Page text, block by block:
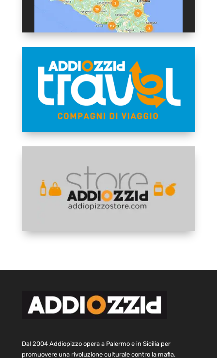
Dal 2004 Addiopizzo opera a Palermo e in Sicilia per
promuovere una rivoluzione culturale contro la mafia.